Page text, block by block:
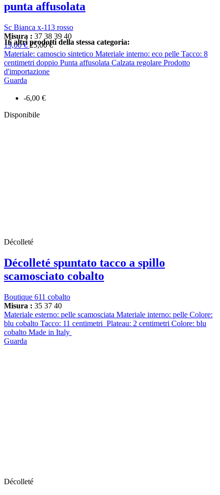
-6,00 €
Disponibile
punta affusolata
Sc Bianca x-113 rosso
Misura : 37 38 39 40
19,00 €25,00 €
Materiale: camoscio sintetico Materiale interno: eco pelle Tacco: 8
centimetri doppio Punta affusolata Calzata regolare Prodotto
d'importazione
Guarda
16 altri prodotti della stessa categoria:
Décolleté
Décolleté spuntato tacco a spillo
scamosciato cobalto
Boutique 611 cobalto
Misura : 35 37 40
Materiale esterno: pelle scamosciata Materiale interno: pelle Colore:
blu cobalto Tacco: 11 centimetri Plateau: 2 centimetri Colore: blu
cobalto Made in Italy
Guarda
Décolleté